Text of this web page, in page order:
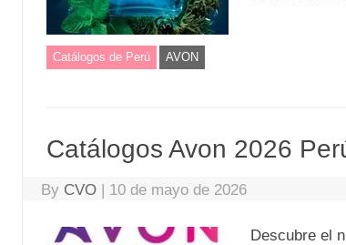
Catálogos de Perú AVON
Catálogos Avon 2026
By CVO | 10 de mayo de 2026
Descubre el